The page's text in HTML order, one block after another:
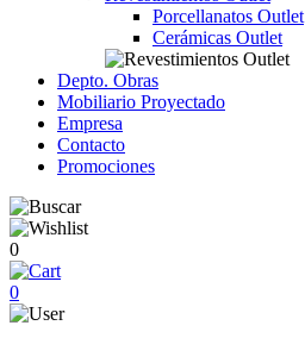
Porcellanatos Outlet
Cerámicas Outlet
Depto. Obras
Mobiliario Proyectado
Empresa
Contacto
Promociones
0
0